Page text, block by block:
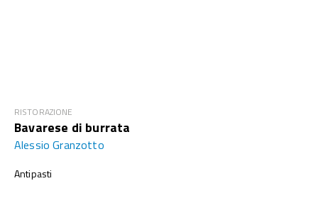
RISTORAZIONE
Bavarese di burrata
Alessio Granzotto
Antipasti